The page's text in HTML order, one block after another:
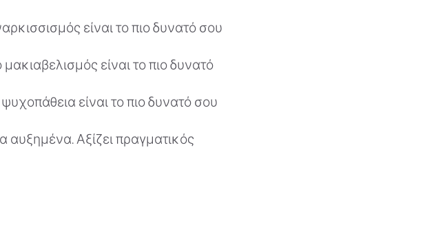
είναι το πιο δυνατό σου
είναι το πιο δυνατό
είναι το πιο δυνατό σου
αυξημένα. Αξίζει πραγματικός